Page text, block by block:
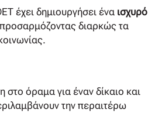
έχει δημιουργήσει ένα ισχυρό
διαρκώς τα
στο όραμα για έναν δίκαιο και
την περαιτέρω